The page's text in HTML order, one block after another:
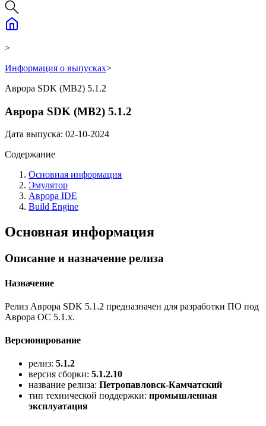
>
Информация о выпусках>
Аврора SDK (MB2) 5.1.2
Аврора SDK (MB2) 5.1.2
Дата выпуска: 02-10-2024
Содержание
Основная информация
Эмулятор
Аврора IDE
Build Engine
Основная информация
Описание и назначение релиза
Назначение
Релиз Аврора SDK 5.1.2 предназначен для разработки ПО под
Аврора ОС 5.1.x.
Версионирование
релиз: 5.1.2
версия сборки: 5.1.2.10
название релиза: Петропавловск-Камчатский
тип технической поддержки: промышленная
эксплуатация